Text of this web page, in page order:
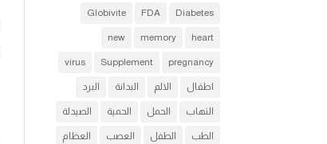
Diabetes
FDA
Globivite
heart
memory
new
pregnancy
Supplement
virus
اطفال الالم البدانة البرد
التهاب الحمل الحمية الصيدلة
الطب الطفل العصب العظام